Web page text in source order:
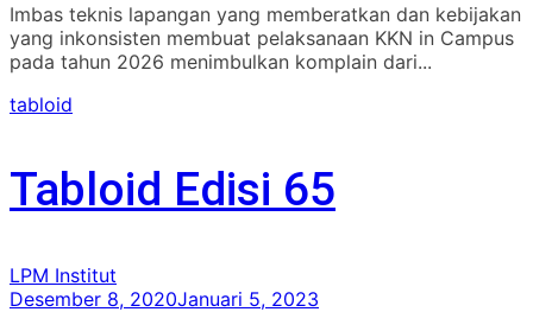
Imbas teknis lapangan yang memberatkan dan kebijakan
yang inkonsisten membuat pelaksanaan KKN in Campus
pada tahun 2026 menimbulkan komplain dari...
tabloid
Tabloid Edisi 65
LPM Institut
Desember 8, 2020Januari 5, 2023